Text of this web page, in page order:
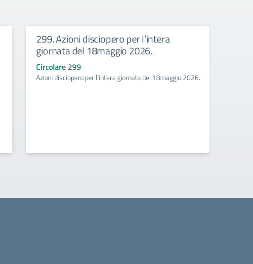
299. Azioni disciopero per l’intera
giornata del 18maggio 2026.
Circolare 299
Azioni disciopero per l’intera giornata del 18maggio 2026.